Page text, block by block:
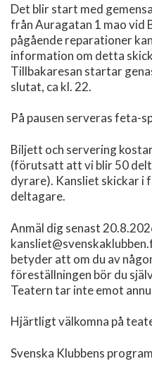
Det blir start med
från Auragatan 1 mao vid
pågående reparationer
information om detta
Tillbakaresan startar
slutat, ca kl. 22.
På pausen serveras feta-
Biljett och servering
(förutsatt att vi blir 50
dyrare). Kansliet skickar i
deltagare.
Anmäl dig senast
betyder att om du av
föreställningen bör du
Teatern tar inte emot
Hjärtligt välkomna på
Svenska Klubbens